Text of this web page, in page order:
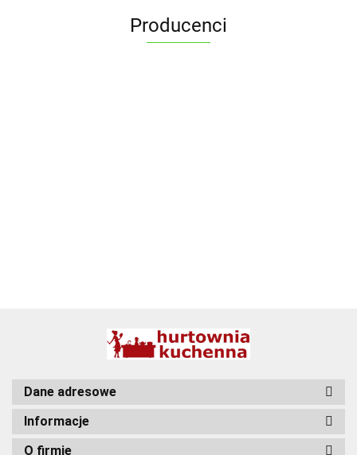
Producenci
Dane adresowe
Informacje
O firmie